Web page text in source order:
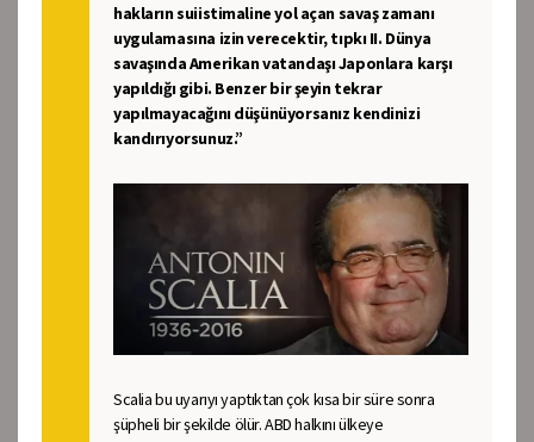
hakların suiistimaline yol açan savaş zamanı
uygulamasına izin verecektir, tıpkı II. Dünya
savaşında Amerikan vatandaşı Japonlara karşı
yapıldığı gibi. Benzer bir şeyin tekrar
yapılmayacağını düşünüyorsanız kendinizi
kandırıyorsunuz.”
Scalia bu uyarıyı yaptıktan çok kısa bir süre sonra
şüpheli bir şekilde ölür. ABD halkını ülkeye